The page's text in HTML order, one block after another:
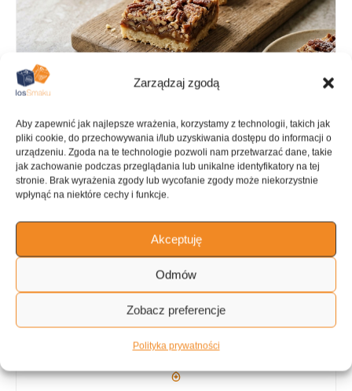
Zarządzaj zgodą
Aby zapewnić jak najlepsze wrażenia, korzystamy z technologii, takich jak
pliki cookie, do przechowywania i/lub uzyskiwania dostępu do informacji o
urządzeniu. Zgoda na te technologie pozwoli nam przetwarzać dane, takie
jak zachowanie podczas przeglądania lub unikalne identyfikatory na tej
stronie. Brak wyrażenia zgody lub wycofanie zgody może niekorzystnie
wpłynąć na niektóre cechy i funkcje.
Akceptuję
Odmów
Zobacz preferencje
Polityka prywatności
PRZYGOTOWANIE
KALORIE KATEGORIA
Ciastka krojone